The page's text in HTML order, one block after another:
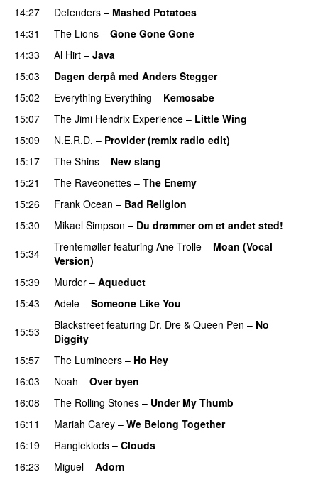
14:27
Defenders – Mashed Potatoes
14:31 The Lions – Gone Gone Gone
14:33 Al Hirt – Java
15:03
Dagen derpå med Anders Stegger
15:02
Everything Everything – Kemosabe
15:07 The Jimi Hendrix Experience – Little Wing
15:09
N.E.R.D. – Provider (remix radio edit)
15:17
The Shins – New slang
15:21 The Raveonettes – The Enemy
15:26
Frank Ocean – Bad Religion
15:30
Mikael Simpson – Du drømmer om et andet sted!
15:34
Trentemøller featuring Ane Trolle – Moan (Vocal
Version)
15:39
Murder – Aqueduct
15:43
Adele – Someone Like You
15:53
Blackstreet featuring Dr. Dre & Queen Pen – No
Diggity
15:57
The Lumineers – Ho Hey
16:03 Noah – Over byen
16:08
The Rolling Stones – Under My Thumb
16:11
Mariah Carey – We Belong Together
16:19
Rangleklods – Clouds
16:23
Miguel – Adorn